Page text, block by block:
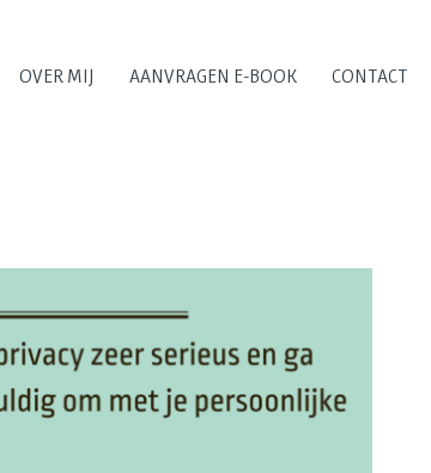
OVER MIJ AANVRAGEN E-BOOK CONTACT